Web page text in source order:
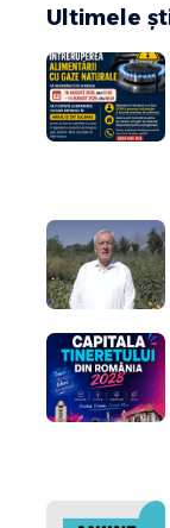
Ultimele